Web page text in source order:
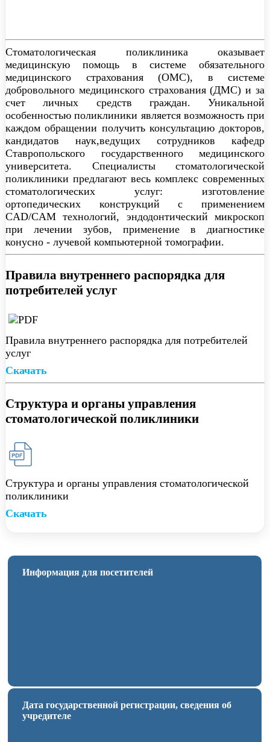
Стоматологическая поликлиника оказывает
медицинскую помощь в системе обязательного
медицинского страхования (ОМС), в системе
добровольного медицинского страхования (ДМС) и за
счет личных средств граждан. Уникальной
особенностью поликлиники является возможность при
каждом обращении получить консультацию докторов,
кандидатов наук,ведущих сотрудников кафедр
Ставропольского государственного медицинского
университета. Специалисты стоматологической
поликлиники предлагают весь комплекс современных
стоматологических услуг: изготовление
ортопедических конструкций с применением
CAD/CAM технологий, эндодонтический микроскоп
при лечении зубов, применение в диагностике
конусно - лучевой компьютерной томографии.
Правила внутреннего распорядка для
потребителей услуг
Правила внутреннего распорядка для потребителей
услуг
Скачать
Структура и органы управления
стоматологической поликлиники
Структура и органы управления стоматологической
поликлиники
Скачать
Информация для посетителей
Дата государственной регистрации, сведения об
учредителе